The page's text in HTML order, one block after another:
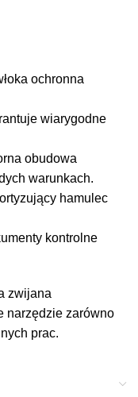
ochronna
wiarygodne
obudowa
warunkach.
hamulec
kontrolne
zwijana
narzędzie zarówno
prac.